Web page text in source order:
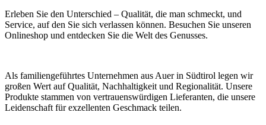
Erleben Sie den Unterschied – Qualität, die man schmeckt, und
Service, auf den Sie sich verlassen können. Besuchen Sie unseren
Onlineshop und entdecken Sie die Welt des Genusses.
Als familiengeführtes Unternehmen aus Auer in Südtirol legen wir
großen Wert auf Qualität, Nachhaltigkeit und Regionalität. Unsere
Produkte stammen von vertrauenswürdigen Lieferanten, die unsere
Leidenschaft für exzellenten Geschmack teilen.